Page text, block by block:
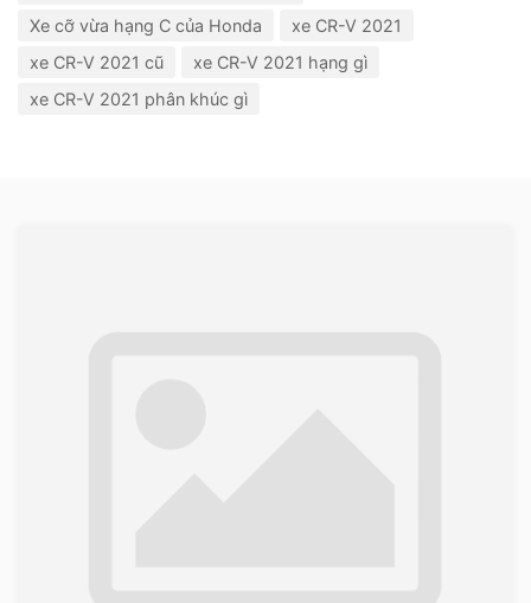
Xe cỡ vừa hạng C của Honda
xe CR-V 2021
xe CR-V 2021 cũ
xe CR-V 2021 hạng gì
xe CR-V 2021 phân khúc gì